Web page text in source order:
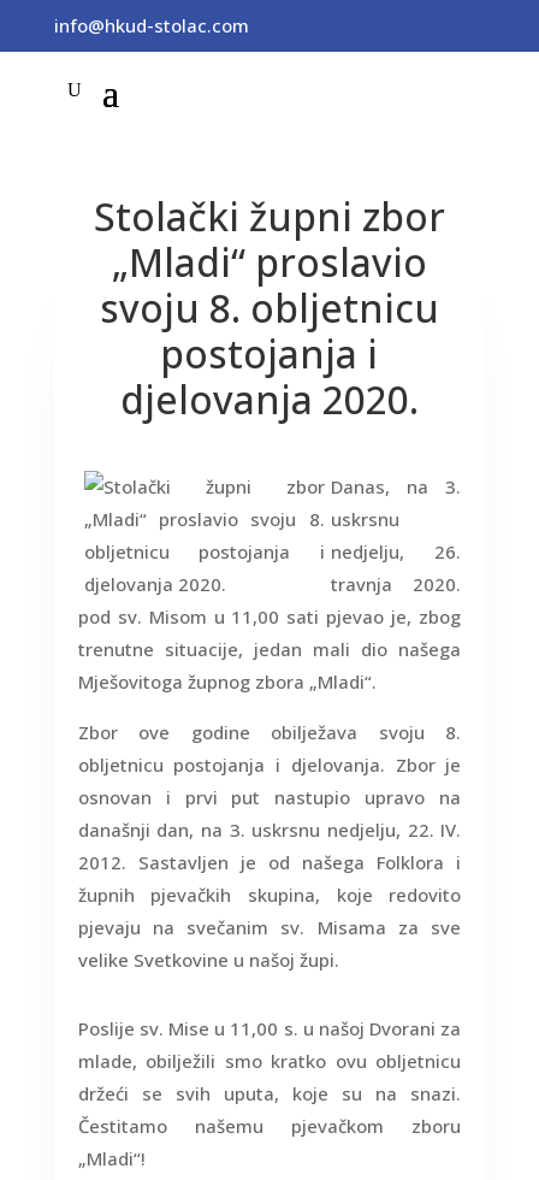
info@hkud-stolac.com
Stolački župni zbor
„Mladi“ proslavio
svoju 8. obljetnicu
postojanja i
djelovanja 2020.
Danas, na 3.
uskrsnu
nedjelju, 26.
travnja 2020.
pod sv. Misom u 11,00 sati pjevao je, zbog
trenutne situacije, jedan mali dio našega
Mješovitoga župnog zbora „Mladi“.
Zbor ove godine obilježava svoju 8.
obljetnicu postojanja i djelovanja. Zbor je
osnovan i prvi put nastupio upravo na
današnji dan, na 3. uskrsnu nedjelju, 22. IV.
2012. Sastavljen je od našega Folklora i
župnih pjevačkih skupina, koje redovito
pjevaju na svečanim sv. Misama za sve
velike Svetkovine u našoj župi.
Poslije sv. Mise u 11,00 s. u našoj Dvorani za
mlade, obilježili smo kratko ovu obljetnicu
držeći se svih uputa, koje su na snazi.
Čestitamo našemu pjevačkom zboru
„Mladi“!